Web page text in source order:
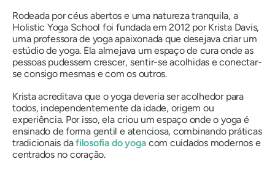
Rodeada por céus abertos e uma natureza tranquila, a
Holistic Yoga School foi fundada em 2012 por Krista Davis,
uma professora de yoga apaixonada que desejava criar um
estúdio de yoga. Ela almejava um espaço de cura onde as
pessoas pudessem crescer, sentir-se acolhidas e conectar-
se consigo mesmas e com os outros.
Krista acreditava que o yoga deveria ser acolhedor para
todos, independentemente da idade, origem ou
experiência. Por isso, ela criou um espaço onde o yoga é
ensinado de forma gentil e atenciosa, combinando práticas
tradicionais dafilosofia do yoga com cuidados modernos e
centrados no coração.